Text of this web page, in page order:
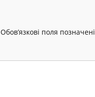
Обов’язкові поля позначені